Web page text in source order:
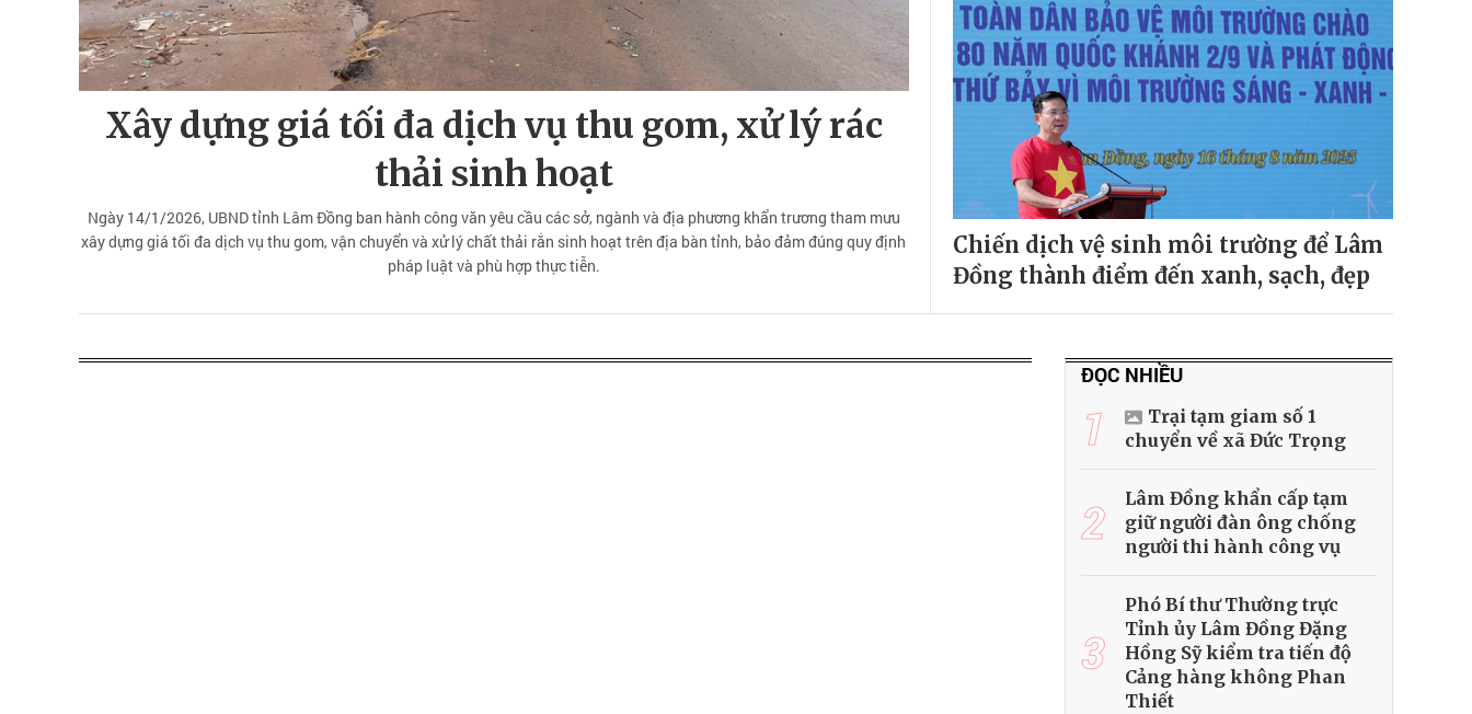
Xây dựng giá tối đa dịch vụ thu gom, xử lý rác
thải sinh hoạt
Ngày 14/1/2026, UBND tỉnh Lâm Đồng ban hành công văn yêu cầu các sở, ngành và địa phương khẩn trương tham mưu
xây dựng giá tối đa dịch vụ thu gom, vận chuyển và xử lý chất thải rắn sinh hoạt trên địa bàn tỉnh, bảo đảm đúng quy định
pháp luật và phù hợp thực tiễn.
Chiến dịch vệ sinh môi trường để Lâm
Đồng thành điểm đến xanh, sạch, đẹp
ĐỌC NHIỀU
1
Trại tạm giam số 1
chuyển về xã Đức Trọng
2
Lâm Đồng khẩn cấp tạm
giữ người đàn ông chống
người thi hành công vụ
3
Phó Bí thư Thường trực
Tỉnh ủy Lâm Đồng Đặng
Hồng Sỹ kiểm tra tiến độ
Cảng hàng không Phan
Thiết